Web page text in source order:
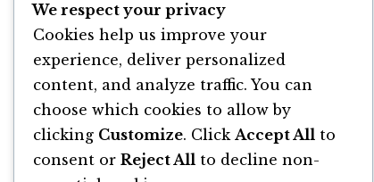
We respect your privacy
Cookies help us improve your
experience, deliver personalized
content, and analyze traffic. You can
choose which cookies to allow by
clicking Customize. Click Accept All to
consent or Reject All to decline non-